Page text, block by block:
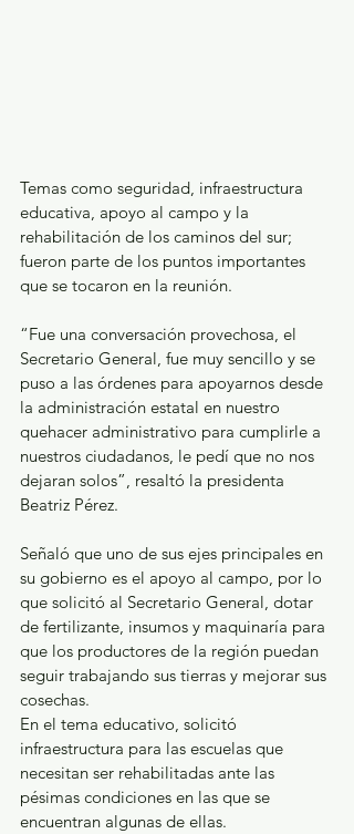
Temas como seguridad, infraestructura
educativa, apoyo al campo y la
rehabilitación de los caminos del sur;
fueron parte de los puntos importantes
que se tocaron en la reunión.
“Fue una conversación provechosa, el
Secretario General, fue muy sencillo y se
puso a las órdenes para apoyarnos desde
la administración estatal en nuestro
quehacer administrativo para cumplirle a
nuestros ciudadanos, le pedí que no nos
dejaran solos”, resaltó la presidenta
Beatriz Pérez.
Señaló que uno de sus ejes principales en
su gobierno es el apoyo al campo, por lo
que solicitó al Secretario General, dotar
de fertilizante, insumos y maquinaría para
que los productores de la región puedan
seguir trabajando sus tierras y mejorar sus
cosechas.
En el tema educativo, solicitó
infraestructura para las escuelas que
necesitan ser rehabilitadas ante las
pésimas condiciones en las que se
encuentran algunas de ellas.